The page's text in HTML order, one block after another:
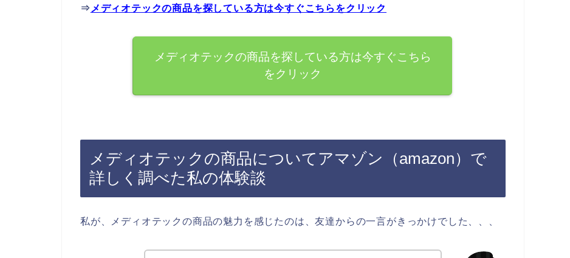
⇒ メディオテックの商品を探している方は今すぐこちらをクリック
メディオテックの商品を探している方は今すぐこちら
をクリック
メディオテックの商品についてアマゾン（amazon）で
詳しく調べた私の体験談
私が、メディオテックの商品の魅力を感じたのは、友達からの一言がきっかけでした、、、